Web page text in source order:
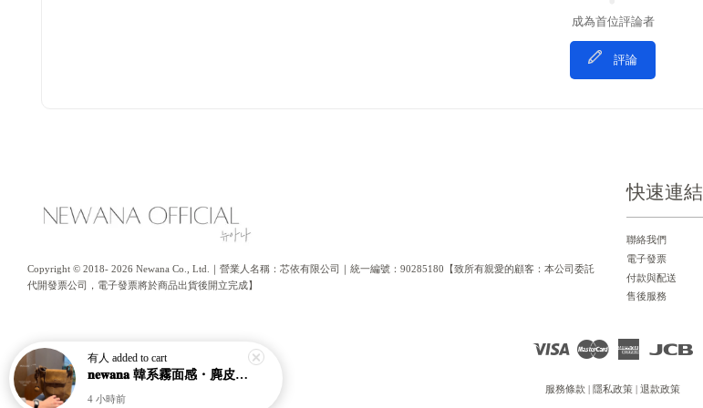
成為首位評論者
評論
Copyright © 2018- 2026 Newana Co., Ltd.｜營業人名稱：芯依有限公司｜統一編號：90285180【致所有親愛的顧客：本公司委託
代開發票公司，電子發票將於商品出貨後開立完成】
快速連結
聯絡我們
電子發票
付款與配送
售後服務
Visa
American
服務條款 | 隱私政策 | 退款政策
有人 added to cart
𝐧𝐞𝐰𝐚𝐧𝐚 韓系霧面感・麂皮水桶南瓜包｜通勤日常包｜高級皮革｜現貨＋預購【nk62】
4 小時前